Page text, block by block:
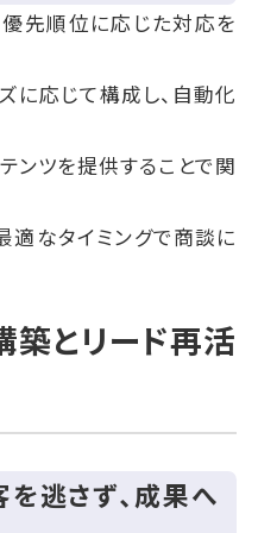
先順位に応じた対応を
応じて構成し、自動化
ツを提供することで関
なタイミングで商談に
とリード再活
逃さず、成果へ